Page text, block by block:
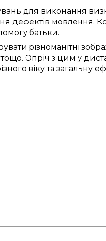
для виконання
дефектів мовлення.
батьки.
різноманітні
тощо. Опріч з цим у
віку та загальну